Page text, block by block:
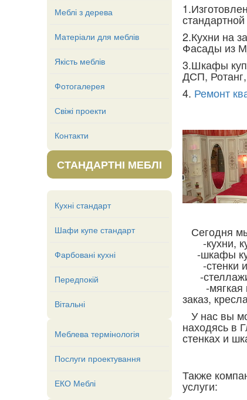
Меблі з дерева
Матеріали для меблів
Якість меблів
Фотогалерея
Свіжі проекти
Контакти
СТАНДАРТНІ МЕБЛІ
Кухні стандарт
Шафи купе стандарт
Фарбовані кухні
Передпокій
Вітальні
Меблева термінологія
Послуги проектування
ЕКО Меблі
2.Кухни на
Фасады из
3.Шкафы
ДСП,
4. Ремонт
Сегодня
-кухни,
-шкафы
-стенки и
-
-мягкая
заказ,
У нас вы
находясь в
стенках и
Также
услуги: